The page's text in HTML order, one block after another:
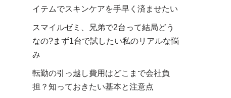
イテムでスキンケアを手早く済ませたい
スマイルゼミ、兄弟で2台って結局どう
なの?まず1台で試したい私のリアルな悩
み
転勤の引っ越し費用はどこまで会社負
担？知っておきたい基本と注意点